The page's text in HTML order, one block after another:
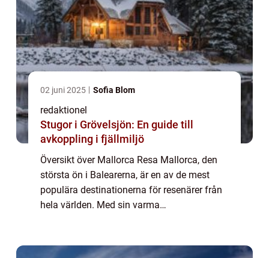
02 juni 2025 Sofia Blom
redaktionel
Stugor i Grövelsjön: En guide till
avkoppling i fjällmiljö
Översikt över Mallorca Resa Mallorca, den
största ön i Balearerna, är en av de mest
populära destinationerna för resenärer från
hela världen. Med sin varma
varje typ a...